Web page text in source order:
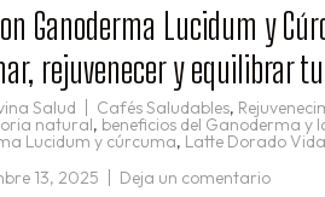
Ganoderma Lucidum y
rejuvenecer y equilibrar
Salud Cafés Saludables,
natural, beneficios del Ganoderma y
Lucidum y cúrcuma, Latte Dorado
13, 2025 Deja un comentarioen